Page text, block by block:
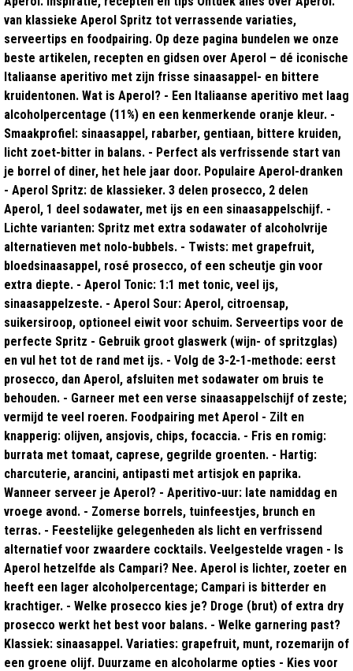
van klassieke Aperol Spritz tot verrassende variaties,
serveertips en foodpairing. Op deze pagina bundelen we onze
beste artikelen, recepten en gidsen over Aperol – dé iconische
Italiaanse aperitivo met zijn frisse sinaasappel- en bittere
kruidentonen. Wat is Aperol? - Een Italiaanse aperitivo met laag
alcoholpercentage (11%) en een kenmerkende oranje kleur. -
Smaakprofiel: sinaasappel, rabarber, gentiaan, bittere kruiden,
licht zoet-bitter in balans. - Perfect als verfrissende start van
je borrel of diner, het hele jaar door. Populaire Aperol-dranken
- Aperol Spritz: de klassieker. 3 delen prosecco, 2 delen
Aperol, 1 deel sodawater, met ijs en een sinaasappelschijf. -
Lichte varianten: Spritz met extra sodawater of alcoholvrije
alternatieven met nolo-bubbels. - Twists: met grapefruit,
bloedsinaasappel, rosé prosecco, of een scheutje gin voor
extra diepte. - Aperol Tonic: 1:1 met tonic, veel ijs,
sinaasappelzeste. - Aperol Sour: Aperol, citroensap,
suikersiroop, optioneel eiwit voor schuim. Serveertips voor de
perfecte Spritz - Gebruik groot glaswerk (wijn- of spritzglas)
en vul het tot de rand met ijs. - Volg de 3-2-1-methode: eerst
prosecco, dan Aperol, afsluiten met sodawater om bruis te
behouden. - Garneer met een verse sinaasappelschijf of zeste;
vermijd te veel roeren. Foodpairing met Aperol - Zilt en
knapperig: olijven, ansjovis, chips, focaccia. - Fris en romig:
burrata met tomaat, caprese, gegrilde groenten. - Hartig:
charcuterie, arancini, antipasti met artisjok en paprika.
Wanneer serveer je Aperol? - Aperitivo-uur: late namiddag en
vroege avond. - Zomerse borrels, tuinfeestjes, brunch en
terras. - Feestelijke gelegenheden als licht en verfrissend
alternatief voor zwaardere cocktails. Veelgestelde vragen - Is
Aperol hetzelfde als Campari? Nee. Aperol is lichter, zoeter en
heeft een lager alcoholpercentage; Campari is bitterder en
krachtiger. - Welke prosecco kies je? Droge (brut) of extra dry
prosecco werkt het best voor balans. - Welke garnering past?
Klassiek: sinaasappel. Variaties: grapefruit, munt, rozemarijn of
een groene olijf. Duurzame en alcoholarme opties - Kies voor